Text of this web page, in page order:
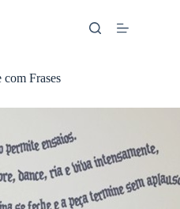
com Frases